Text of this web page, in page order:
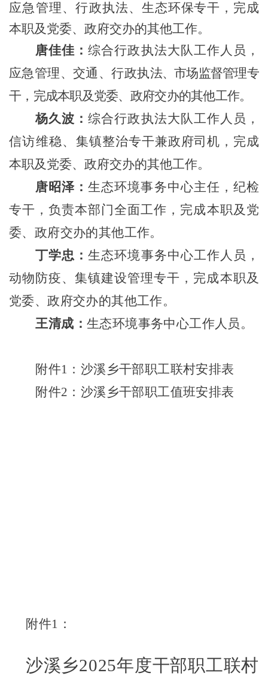
应急管理、行政执法、生态环保专干 ， 完成
本职及党委、政府交办的其他工作。
唐佳佳：综合行政执法大队工作人员，
应急管理、交通、行政执法、市场监督管理专
干， 完成本职及党委、政府交办的其他工作。
杨久波：综合行政执法大队工作人员，
信访维稳、 集镇整治专干兼政府司机，完成
本职及 党委、政府交办的其他工作。
唐昭泽 ：生态环境事务中心主任， 纪检
专干，负责本部门全面工作， 完成本职及 党
委、政府交办的其他工作。
丁学忠：生态环境事务中心工作人员，
动物防疫、集镇建设管理专干， 完成本职及
党委、政府交办的其他工作。
王清成 ： 生态环境事务中心工作人员。
附件1 ：沙溪乡干部职工联村安排表
附件2 ：沙溪乡干部职工值班安排表
附件1 ：
沙溪乡2025年度干部职工联村